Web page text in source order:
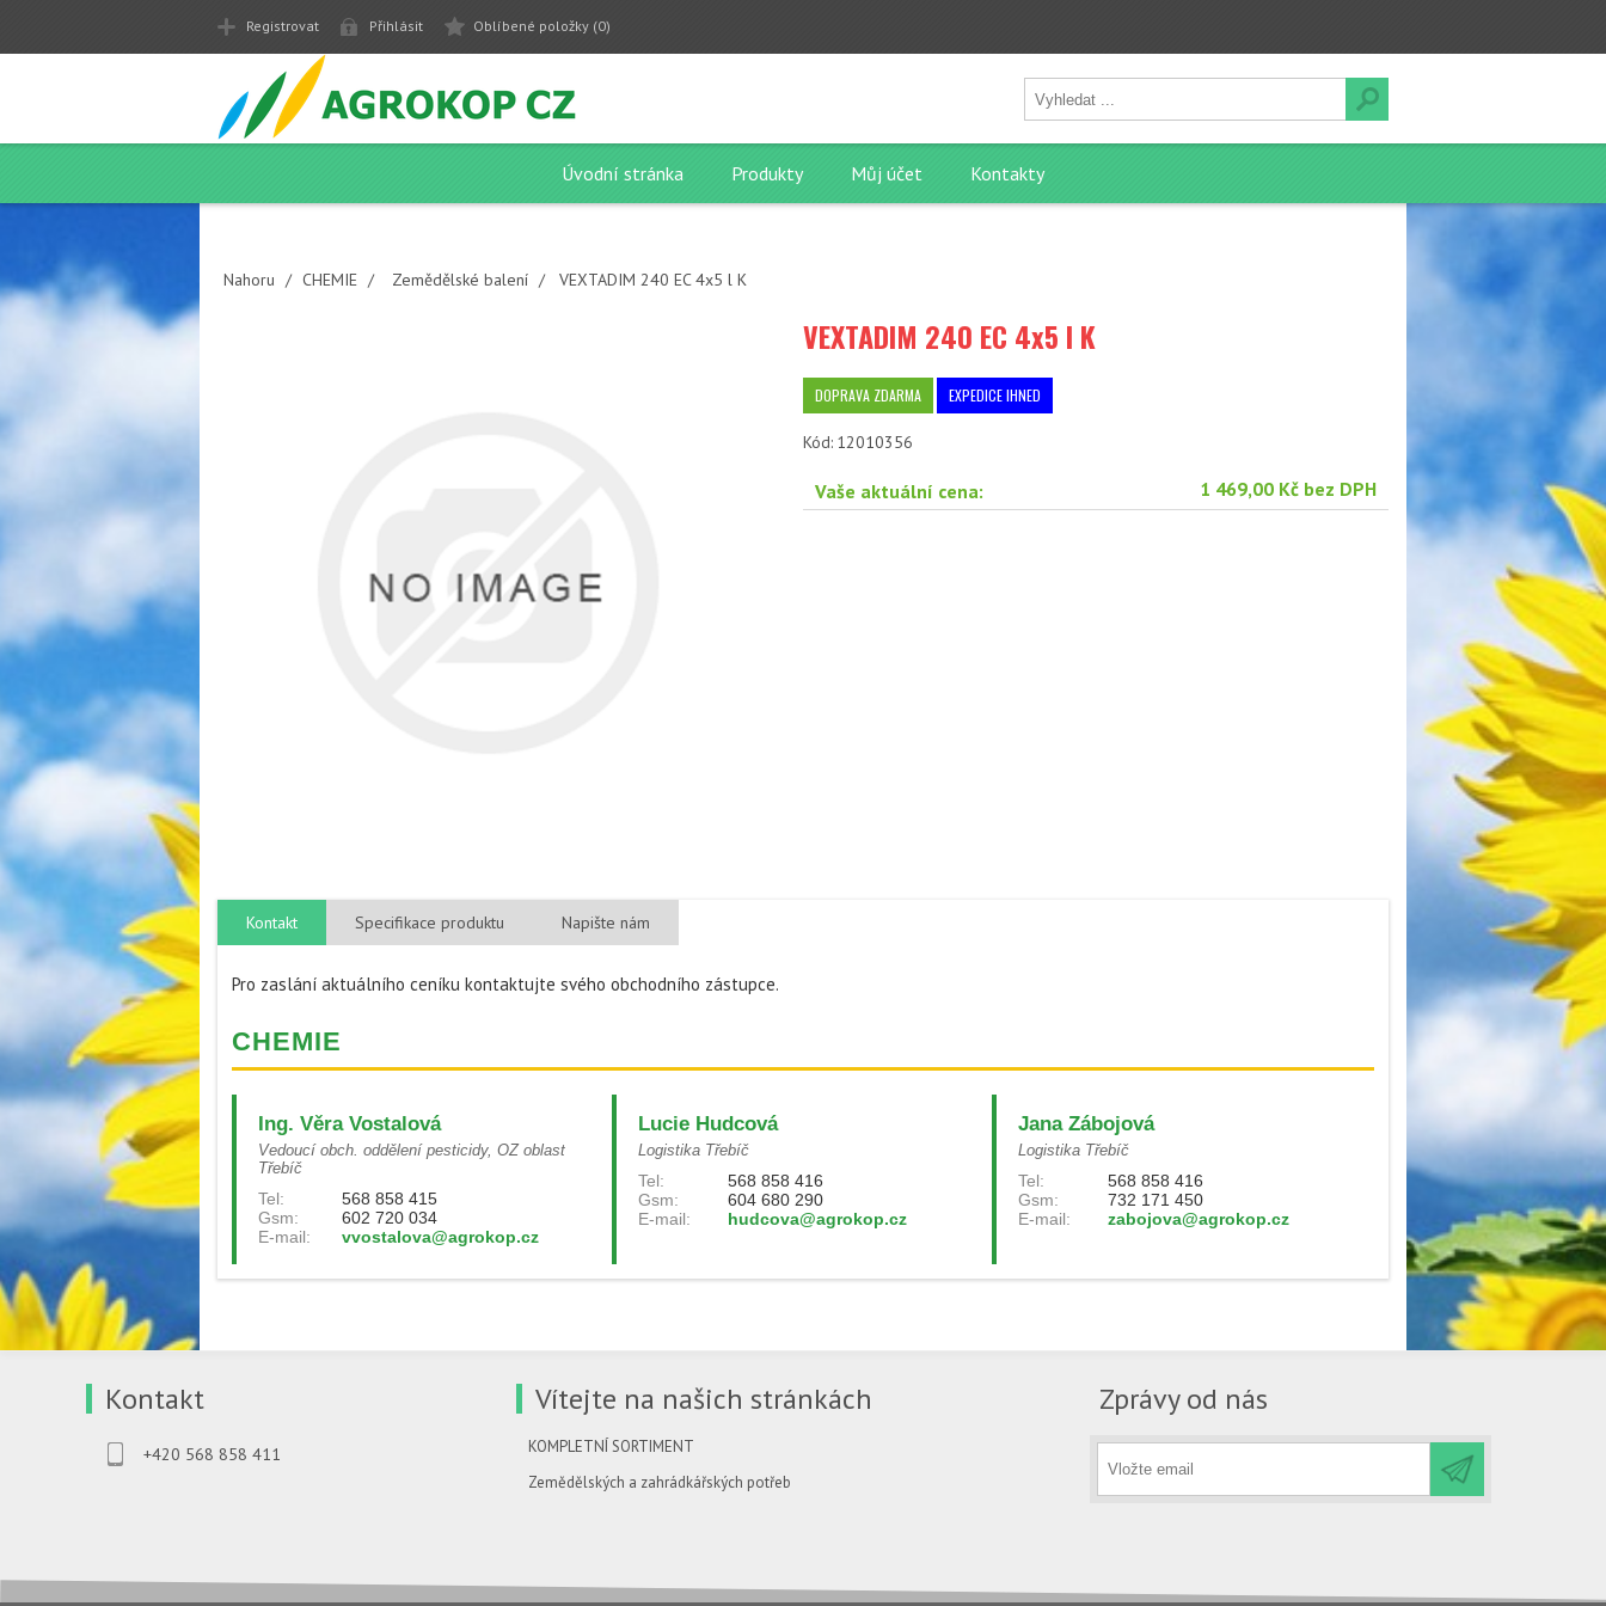
Registrovat Přihlásit Oblíbené položky (0)
Úvodní stránka Produkty Můj účet Kontakty
Nahoru / CHEMIE / Zemědělské balení / VEXTADIM 240 EC 4x5 l K
VEXTADIM 240 EC 4x5 l K
DOPRAVA ZDARMA EXPEDICE IHNED
Kód: 12010356
Vaše aktuální cena: 1 469,00 Kč bez DPH
Kontakt Specifikace produktu Napište nám
Pro zaslání aktuálního ceníku kontaktujte svého obchodního zástupce.
CHEMIE
Ing. Věra Vostalová
Vedoucí obch. oddělení pesticidy, OZ oblast
Třebíč
Tel:
568 858 415
Gsm:
602 720 034
E-mail:
vvostalova@agrokop.cz
Lucie Hudcová
Logistika Třebíč
Tel:
568 858 416
Gsm:
604 680 290
E-mail:
hudcova@agrokop.cz
Jana Zábojová
Logistika Třebíč
Tel:
568 858 416
Gsm:
732 171 450
E-mail:
zabojova@agrokop.cz
Kontakt
+420 568 858 411
Vítejte na našich stránkách
KOMPLETNÍ SORTIMENT
Zemědělských a zahrádkářských potřeb
Zprávy od nás